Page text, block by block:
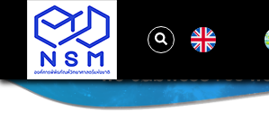
อพวช. ร่วมลงนามถวายพระพร
เจ้าสิริกิติ์ พระบรมราชินีนาถ พร
พันปีหลวง เนื่องในโอกาสมหา
พระชนมพรรษา 90 พ